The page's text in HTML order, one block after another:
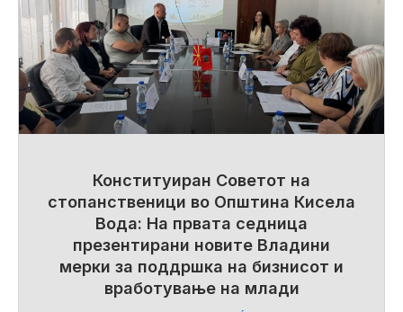
Конституиран Советот на
стопанственици во Општина Кисела
Вода: На првата седница
презентирани новите Владини
мерки за поддршка на бизнисот и
вработување на млади